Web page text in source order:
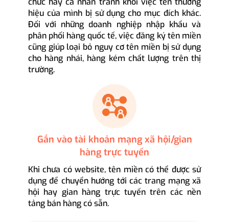
hiệu của mình bị sử dụng cho mục đích khác.
Đối với những doanh nghiệp nhập khẩu và
phân phối hàng quốc tế, việc đăng ký tên miền
cũng giúp loại bỏ nguy cơ tên miền bị sử dụng
cho hàng nhái, hàng kém chất lượng trên thị
trường.
Gắn vào tài khoản mạng xã hội/gian
hàng trực tuyến
Khi chưa có website, tên miền có thể được sử
dụng để chuyển hướng tới các trang mạng xã
hội hay gian hàng trực tuyến trên các nền
tảng bán hàng có sẵn.